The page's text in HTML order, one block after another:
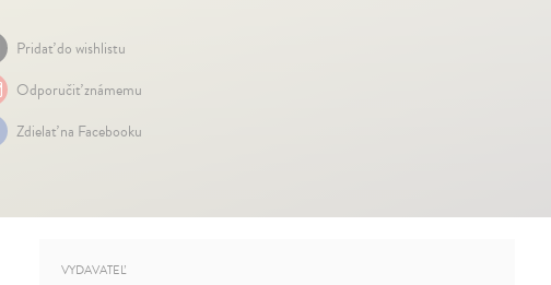
Pridať do wishlistu
Odporučiť známemu
Zdielať na Facebooku
VYDAVATEĽ